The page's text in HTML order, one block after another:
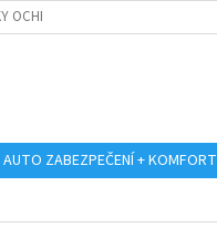
OCHRANY OSOBNÍCH ÚDAJŮ
AUTO ZABEZPEČENÍ + KOMFORT